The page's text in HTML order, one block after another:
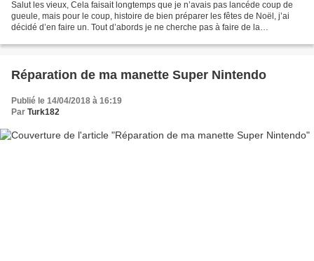
Salut les vieux, Cela faisait longtemps que je n’avais pas lancéde coup de
gueule, mais pour le coup, histoire de bien préparer les fêtes de Noël, j’ai
décidé d’en faire un. Tout d’abords je ne cherche pas à faire de la
Réparation de ma manette Super Nintendo
Publié le 14/04/2018 à 16:19
Par Turk182